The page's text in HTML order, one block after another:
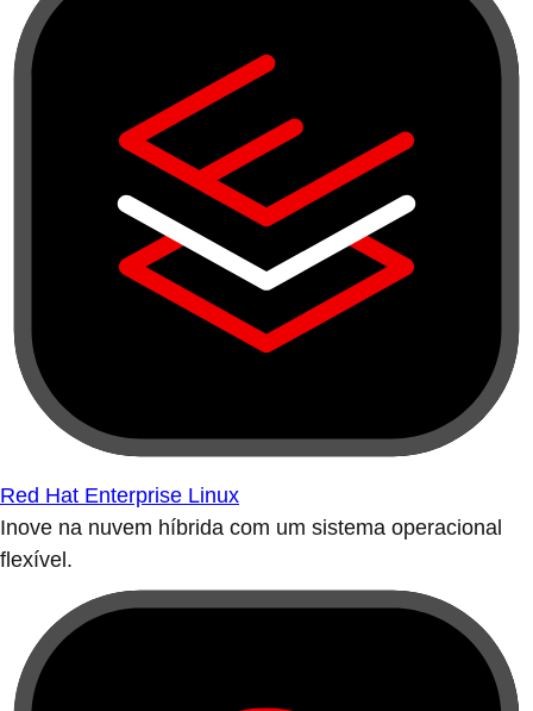
Red Hat Enterprise Linux
Inove na nuvem híbrida com um sistema operacional
flexível.